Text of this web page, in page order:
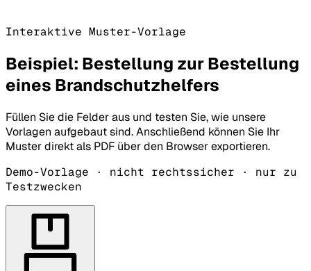
Interaktive Muster-Vorlage
Beispiel: Bestellung zur Bestellung
eines Brandschutzhelfers
Füllen Sie die Felder aus und testen Sie, wie unsere
Vorlagen aufgebaut sind. Anschließend können Sie Ihr
Muster direkt als PDF über den Browser exportieren.
Demo-Vorlage · nicht rechtssicher · nur zu
Testzwecken